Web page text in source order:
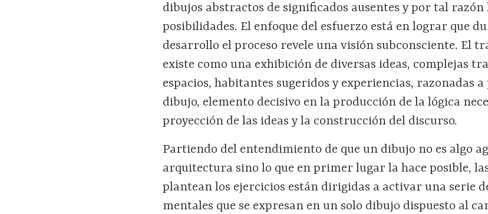
dibujos abstractos de significados ausentes y por tal razón
posibilidades. El enfoque del esfuerzo está en lograr que
desarrollo el proceso revele una visión subconsciente. El
existe como una exhibición de diversas ideas, complejas
espacios, habitantes sugeridos y experiencias, razonadas
dibujo, elemento decisivo en la producción de la lógica
proyección de las ideas y la construcción del discurso.
Partiendo del entendimiento de que un dibujo no es algo
arquitectura sino lo que en primer lugar la hace posible,
plantean los ejercicios están dirigidas a activar una serie
mentales que se expresan en un solo dibujo dispuesto al